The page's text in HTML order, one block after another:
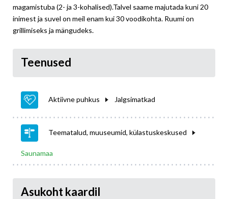
magamistuba (2- ja 3-kohalised).Talvel saame majutada kuni 20
inimest ja suvel on meil enam kui 30 voodikohta. Ruumi on
grillimiseks ja mängudeks.
Teenused
Aktiivne puhkus Jalgsimatkad
Teematalud, muuseumid, külastuskeskused
Saunamaa
Asukoht kaardil